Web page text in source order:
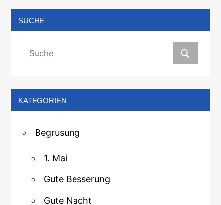
SUCHE
KATEGORIEN
Begrusung
1. Mai
Gute Besserung
Gute Nacht